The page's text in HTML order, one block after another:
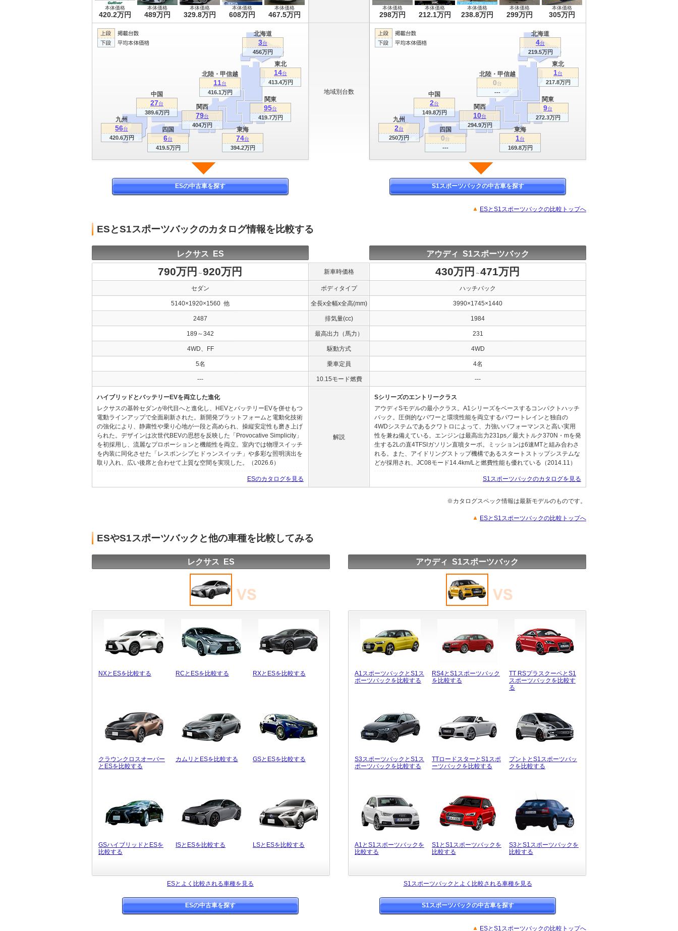
本体価格
420.2万円
本体価格
489万円
本体価格
329.8万円
本体価格
608万円
本体価格
467.5万円
本体価格
298万円
本体価格
212.1万円
本体価格
238.8万円
本体価格
299万円
本体価格
305万円
関東
95台
419.7万円
関西
79台
404万円
東海
74台
394.2万円
北海道
3台
456万円
九州
56台
420.6万円
東北
14台
413.4万円
北陸・甲信越
11台
416.1万円
中国
27台
389.6万円
四国
6台
419.5万円
地域別台数
関東
9台
272.3万円
関西
10台
294.9万円
東海
1台
169.8万円
北海道
4台
219.5万円
九州
2台
250万円
東北
1台
217.8万円
北陸・甲信越
0台
---
中国
2台
149.8万円
四国
0台
---
ESの中古車を探す S1スポーツバックの中古車を探す
ESとS1スポーツバックの比較トップへ
ESとS1スポーツバックのカタログ情報を比較する
レクサス ES アウディ S1スポーツバック
790万円 ～920万円 新車時価格 430万円 ～471万円
セダン ボディタイプ ハッチバック
5140×1920×1560 他 全長x全幅x全高(mm) 3990×1745×1440
2487 排気量(cc) 1984
189～342 最高出力（馬力） 231
4WD、FF 駆動方式 4WD
5名 乗車定員 4名
--- 10.15モード燃費 ---
ハイブリッドとバッテリーEVを両立した進化
レクサスの基幹セダンが8代目へと進化し、HEVとバッテリーEVを併せもつ
電動ラインアップで全面刷新された。新開発プラットフォームと電動化技術
の強化により、静粛性や乗り心地が一段と高められ、操縦安定性も磨き上げ
られた。デザインは次世代BEVの思想を反映した「Provocative Simplicity」
を初採用し、流麗なプロポーションと機能性を両立。室内では物理スイッチ
を内装に同化させた「レスポンシブヒドゥンスイッチ」や多彩な照明演出を
取り入れ、広い後席と合わせて上質な空間を実現した。（2026.6）
ESのカタログを見る
解説
Sシリーズのエントリークラス
アウディSモデルの最小クラス。A1シリーズをベースするコンパクトハッチ
バック。圧倒的なパワーと環境性能を両立するパワートレインと独自の
4WDシステムであるクワトロによって、力強いパフォーマンスと高い実用
性を兼ね備えている。エンジンは最高出力231ps／最大トルク370N・mを発
生する2Lの直4TFSIガソリン直噴ターボ。ミッションは6速MTと組み合わさ
れる。また、アイドリングストップ機構であるスタートストップシステムな
どが採用され、JC08モード14.4km/Lと燃費性能も優れている（2014.11）
S1スポーツバックのカタログを見る
※カタログスペック情報は最新モデルのものです。
ESとS1スポーツバックの比較トップへ
ESやS1スポーツバックと他の車種を比較してみる
レクサス ES
NXとESを比較する RCとESを比較する RXとESを比較する
クラウンクロスオーバー
とESを比較する
カムリとESを比較する GSとESを比較する
GSハイブリッドとESを
比較する
ISとESを比較する LSとESを比較する
アウディ S1スポーツバック
A1スポーツバックとS1ス
ポーツバックを比較する
RS4とS1スポーツバック
を比較する
TT RSプラスクーペとS1
スポーツバックを比較す
る
S3スポーツバックとS1ス
ポーツバックを比較する
TTロードスターとS1スポ
ーツバックを比較する
プントとS1スポーツバッ
クを比較する
A1とS1スポーツバックを
比較する
S1とS1スポーツバックを
比較する
S3とS1スポーツバックを
比較する
ESとよく比較される車種を見る S1スポーツバックとよく比較される車種を見る
ESの中古車を探す S1スポーツバックの中古車を探す
ESとS1スポーツバックの比較トップへ